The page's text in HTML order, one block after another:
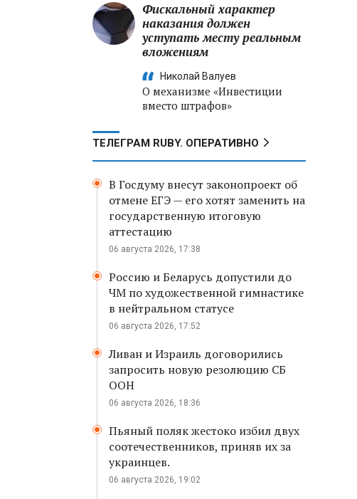
Фискальный характер
наказания должен
уступать месту реальным
вложениям
Николай Валуев
О механизме «Инвестиции
вместо штрафов»
ТЕЛЕГРАМ RUBY. ОПЕРАТИВНО
В Госдуму внесут законопроект об
отмене ЕГЭ — его хотят заменить на
государственную итоговую
аттестацию
06 августа 2026, 17:38
Россию и Беларусь допустили до
ЧМ по художественной гимнастике
в нейтральном статусе
06 августа 2026, 17:52
Ливан и Израиль договорились
запросить новую резолюцию СБ
ООН
06 августа 2026, 18:36
Пьяный поляк жестоко избил двух
соотечественников, приняв их за
украинцев.
06 августа 2026, 19:02